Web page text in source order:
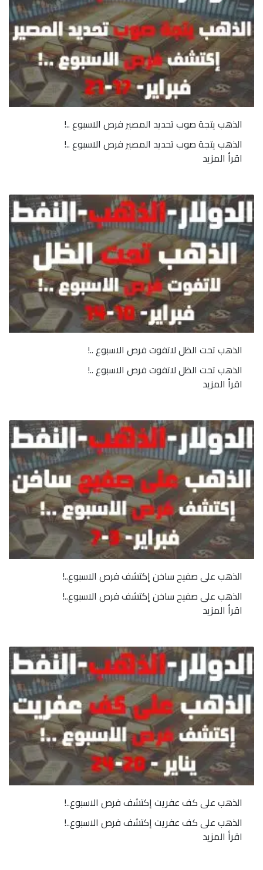
الذهب يتجة صوب تحديد المصير فرص الاسبوع ..!
الذهب يتجة صوب تحديد المصير فرص الاسبوع ..!
اقرأ المزيد
الذهب تحت الظل لاتفوت فرص الاسبوع ..!
الذهب تحت الظل لاتفوت فرص الاسبوع ..!
اقرأ المزيد
الذهب على صفيح ساخن إكتشف فرص الاسبوع..!
الذهب على صفيح ساخن إكتشف فرص الاسبوع..!
اقرأ المزيد
الذهب على كف عفريت إكتشف فرص الاسبوع..!
الذهب على كف عفريت إكتشف فرص الاسبوع..!
اقرأ المزيد